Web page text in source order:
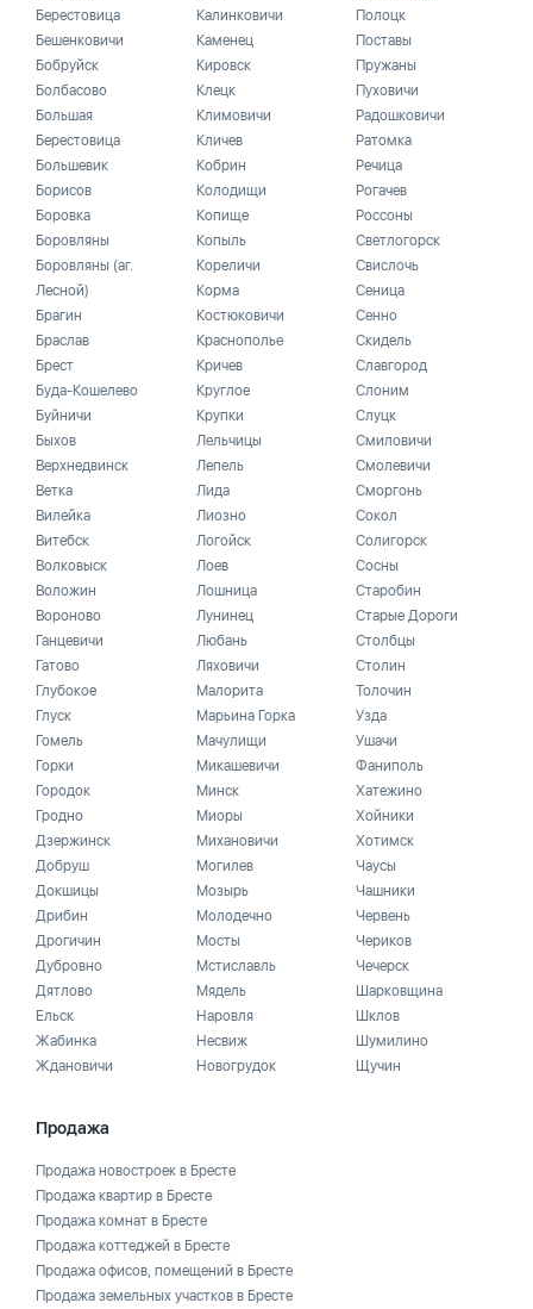
Берестовица
Бешенковичи
Бобруйск
Болбасово
Большая
Берестовица
Большевик
Борисов
Боровка
Боровляны
Боровляны (аг.
Лесной)
Брагин
Браслав
Брест
Буда-Кошелево
Буйничи
Быхов
Верхнедвинск
Ветка
Вилейка
Витебск
Волковыск
Воложин
Вороново
Ганцевичи
Гатово
Глубокое
Глуск
Гомель
Горки
Городок
Гродно
Дзержинск
Добруш
Докшицы
Дрибин
Дрогичин
Дубровно
Дятлово
Ельск
Жабинка
Ждановичи
Калинковичи
Каменец
Кировск
Клецк
Климовичи
Кличев
Кобрин
Колодищи
Копище
Копыль
Кореличи
Корма
Костюковичи
Краснополье
Кричев
Круглое
Крупки
Лельчицы
Лепель
Лида
Лиозно
Логойск
Лоев
Лошница
Лунинец
Любань
Ляховичи
Малорита
Марьина Горка
Мачулищи
Микашевичи
Минск
Миоры
Михановичи
Могилев
Мозырь
Молодечно
Мосты
Мстиславль
Мядель
Наровля
Несвиж
Новогрудок
Полоцк
Поставы
Пружаны
Пуховичи
Радошковичи
Ратомка
Речица
Рогачев
Россоны
Светлогорск
Свислочь
Сеница
Сенно
Скидель
Славгород
Слоним
Слуцк
Смиловичи
Смолевичи
Сморгонь
Сокол
Солигорск
Сосны
Старобин
Старые Дороги
Столбцы
Столин
Толочин
Узда
Ушачи
Фаниполь
Хатежино
Хойники
Хотимск
Чаусы
Чашники
Червень
Чериков
Чечерск
Шарковщина
Шклов
Шумилино
Щучин
Продажа
Продажа новостроек в Бресте
Продажа квартир в Бресте
Продажа комнат в Бресте
Продажа коттеджей в Бресте
Продажа офисов, помещений в Бресте
Продажа земельных участков в Бресте